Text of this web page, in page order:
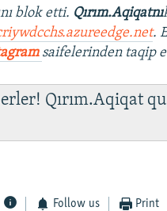
blok etti. Qırım.Aqiqatnı
.
saifelerinden taqip
Qırım.Aqiqat
Follow us Print